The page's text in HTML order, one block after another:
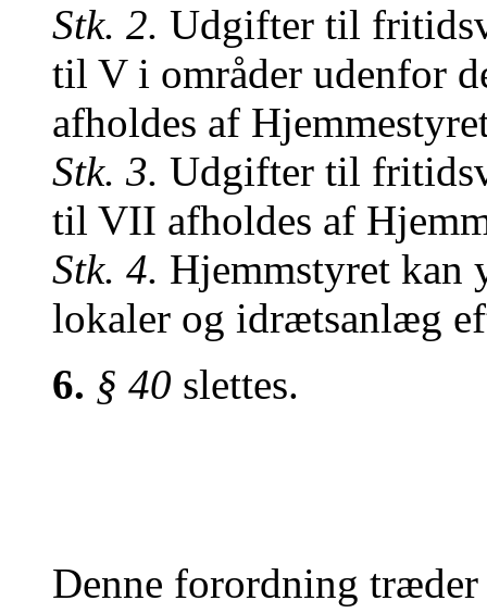
Stk. 2. Udgifter til
til V i områder udenfor
afholdes af
Stk. 3. Udgifter til
til VII afholdes af
Stk. 4. Hjemmstyret kan
lokaler og idrætsanlæg
6. § 40 slettes.
Denne forordning